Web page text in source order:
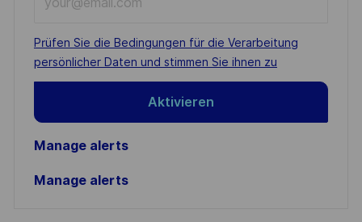
Email
address
(Required)
Required
Prüfen Sie die Bedingungen für die Verarbeitung
persönlicher Daten und stimmen Sie ihnen zu
Aktivieren
Manage alerts
Manage alerts